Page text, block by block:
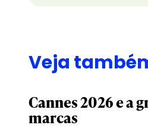
Veja
Cannes 2026 e a
marcas